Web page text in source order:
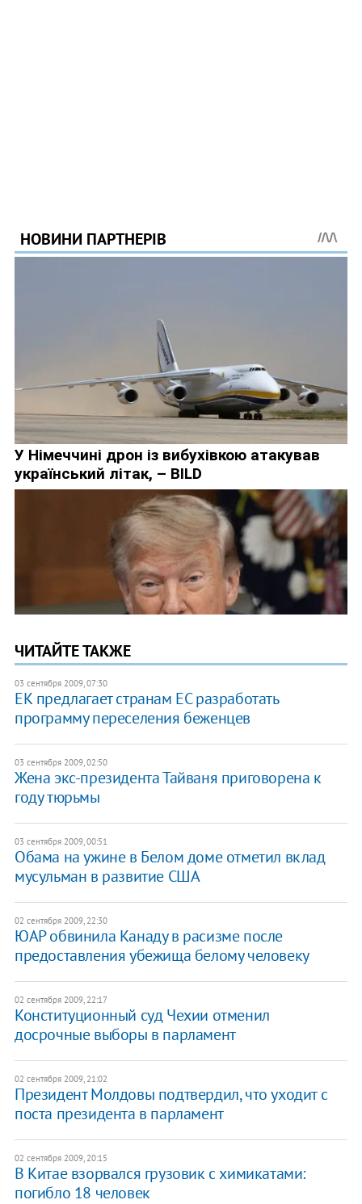
ЧИТАЙТЕ ТАКЖЕ
03 сентября 2009, 07:30
ЕК предлагает странам ЕС разработать
программу переселения беженцев
03 сентября 2009, 02:50
Жена экс-президента Тайваня приговорена к
году тюрьмы
03 сентября 2009, 00:51
Обама на ужине в Белом доме отметил вклад
мусульман в развитие США
02 сентября 2009, 22:30
ЮАР обвинила Канаду в расизме после
предоставления убежища белому человеку
02 сентября 2009, 22:17
Конституционный суд Чехии отменил
досрочные выборы в парламент
02 сентября 2009, 21:02
Президент Молдовы подтвердил, что уходит с
поста президента в парламент
02 сентября 2009, 20:15
В Китае взорвался грузовик с химикатами:
погибло 18 человек